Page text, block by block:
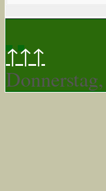
↑↑↑